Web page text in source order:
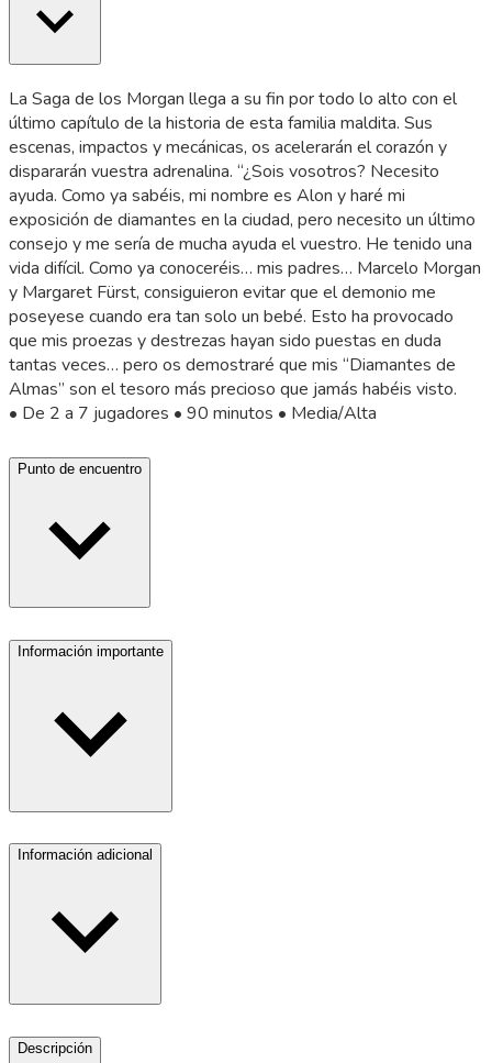
La Saga de los Morgan llega a su fin por todo lo alto con el
último capítulo de la historia de esta familia maldita. Sus
escenas, impactos y mecánicas, os acelerarán el corazón y
dispararán vuestra adrenalina. “¿Sois vosotros? Necesito
ayuda. Como ya sabéis, mi nombre es Alon y haré mi
exposición de diamantes en la ciudad, pero necesito un último
consejo y me sería de mucha ayuda el vuestro. He tenido una
vida difícil. Como ya conoceréis… mis padres… Marcelo Morgan
y Margaret Fürst, consiguieron evitar que el demonio me
poseyese cuando era tan solo un bebé. Esto ha provocado
que mis proezas y destrezas hayan sido puestas en duda
tantas veces… pero os demostraré que mis “Diamantes de
Almas” son el tesoro más precioso que jamás habéis visto.
• De 2 a 7 jugadores • 90 minutos • Media/Alta
Punto de encuentro
Información importante
Información adicional
Descripción